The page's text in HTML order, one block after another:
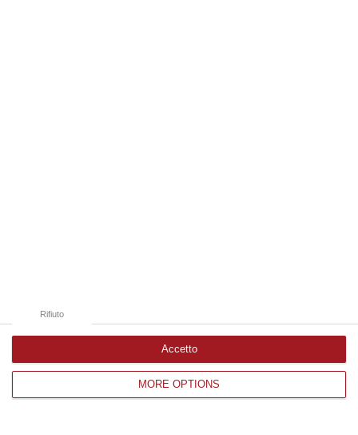
MORE OPTIONS
Rifiuto
Accetto
Corriere delle Calabria è una testata giornalistica di News&Com S.r.l